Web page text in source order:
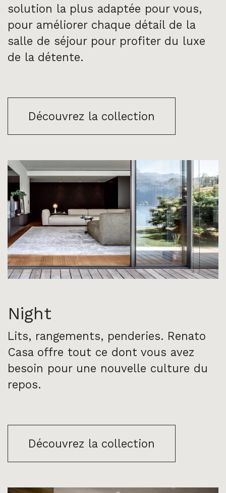
solution la plus adaptée pour vous,
pour améliorer chaque détail de la
salle de séjour pour profiter du luxe
de la détente.
Découvrez la collection
Night
Lits, rangements, penderies. Renato
Casa offre tout ce dont vous avez
besoin pour une nouvelle culture du
repos.
Découvrez la collection